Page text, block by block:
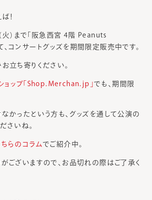
！
）まで「阪急西宮 4階 Peanuts
、コンサートグッズを期間限定販売中です。
立ち寄りください。
ョップ「Shop․Merchan․jp」でも、期間限
かったという方も、グッズを通して公演の
さいね。
ちらのコラムでご紹介中。
ございますので、お品切れの際はご了承く